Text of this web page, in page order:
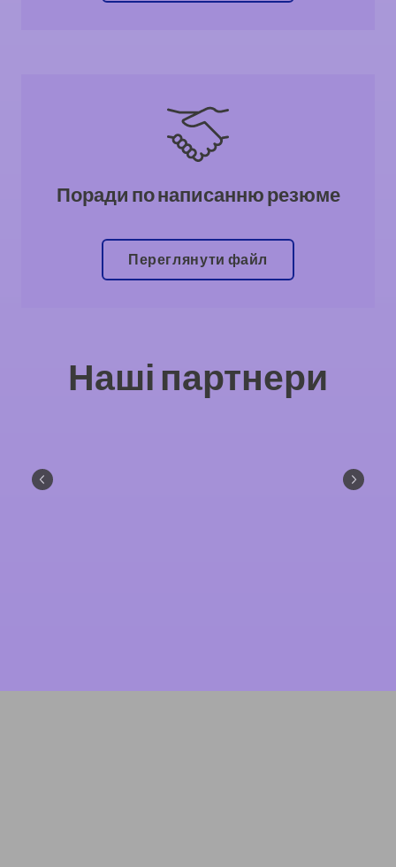
Поради по написанню резюме
Переглянути файл
Наші партнери